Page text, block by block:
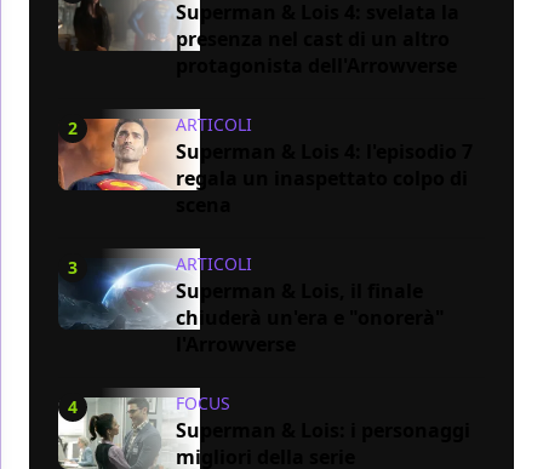
Superman & Lois 4: svelata la
presenza nel cast di un altro
2 ARTICOLI
Superman & Lois 4: l'episodio 7
regala un inaspettato colpo di
3 ARTICOLI
Superman & Lois, il finale
chiuderà un'era e "onorerà"
4 FOCUS
Superman & Lois: i personaggi
migliori della serie